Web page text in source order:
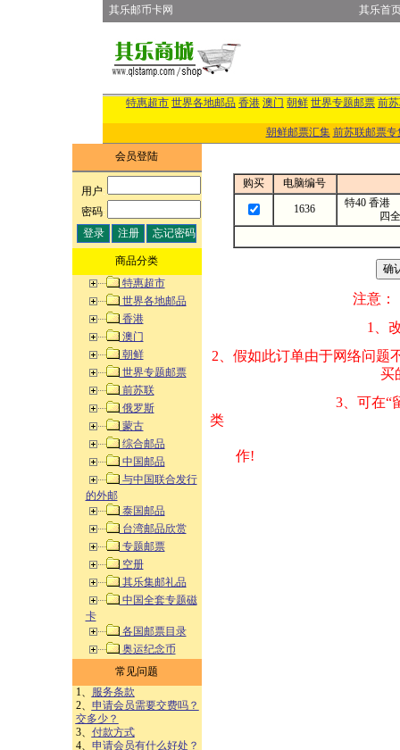
其乐邮币卡网 其乐首
特惠超市 世界各地邮品 香港 澳门 朝鲜 世界专题邮票 前
朝鲜邮票汇集 前苏联邮票专
会员登陆
用户:
密码:
商品分类
特惠超市
世界各地邮品
香港
澳门
朝鲜
世界专题邮票
前苏联
俄罗斯
蒙古
综合邮品
中国邮品
与中国联合发行
的外邮
泰国邮品
台湾邮品欣赏
专题邮票
空册
其乐集邮礼品
中国全套专题磁
卡
各国邮票目录
奥运纪念币
常见问题
1、
服务条款
2、 申请会员需要交费吗？
交多少？
3、 付款方式
4、 申请会员有什么好处？
购买 电脑编号
1636
特40 香港
四
注意：
1、改变商品数量
2、假如此订单由
买的邮品的“
3、可在“
类 方式告之
作!